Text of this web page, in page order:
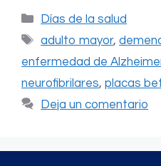
Categorías
Días de la salud
Etiquetas
adulto mayor,
enfermedad de
neurofibrilares, placas
Deja un comentario